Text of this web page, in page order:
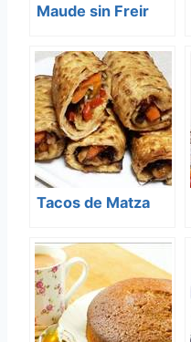
Maude sin Freir
Tacos de Matza